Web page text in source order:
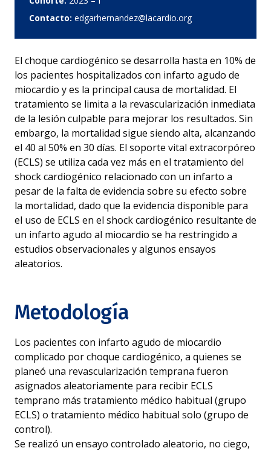
Accesibilidad
Contacto: edgarhernandez@lacardio.org
El choque cardiogénico se desarrolla hasta en 10% de
los pacientes hospitalizados con infarto agudo de
miocardio y es la principal causa de mortalidad. El
tratamiento se limita a la revascularización inmediata
de la lesión culpable para mejorar los resultados. Sin
embargo, la mortalidad sigue siendo alta, alcanzando
el 40 al 50% en 30 días. El soporte vital extracorpóreo
(ECLS) se utiliza cada vez más en el tratamiento del
shock cardiogénico relacionado con un infarto a
pesar de la falta de evidencia sobre su efecto sobre
la mortalidad, dado que la evidencia disponible para
el uso de ECLS en el shock cardiogénico resultante de
un infarto agudo al miocardio se ha restringido a
estudios observacionales y algunos ensayos
aleatorios.
Metodología
Los pacientes con infarto agudo de miocardio
complicado por choque cardiogénico, a quienes se
planeó una revascularización temprana fueron
asignados aleatoriamente para recibir ECLS
temprano más tratamiento médico habitual (grupo
ECLS) o tratamiento médico habitual solo (grupo de
control).
Se realizó un ensayo controlado aleatorio, no ciego,